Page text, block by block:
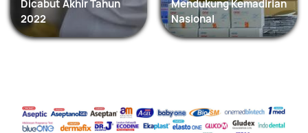
Dicabut Akhir Tahun
2022
Mendukung Kemadirian
Nasional